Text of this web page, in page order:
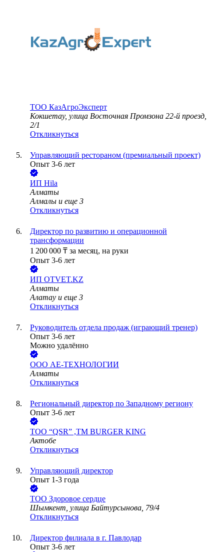
ТОО КазАгроЭксперт
Кокшетау, улица Восточная Промзона 22-й проезд,
2/1
Откликнуться
Управляющий рестораном (премиальный проект)
Опыт 3-6 лет
ИП Hila
Алматы
Алмалы и еще 3
Откликнуться
Директор по развитию и операционной
трансформации
1 200 000 ₸ за месяц, на руки
Опыт 3-6 лет
ИП OTVET.KZ
Алматы
Алатау и еще 3
Откликнуться
Руководитель отдела продаж (играющий тренер)
Опыт 3-6 лет
Можно удалённо
ООО АЕ-ТЕХНОЛОГИИ
Алматы
Откликнуться
Региональный директор по Западному региону
Опыт 3-6 лет
ТОО “QSR” ,ТМ BURGER KING
Актобе
Откликнуться
Управляющий директор
Опыт 1-3 года
ТОО Здоровое сердце
Шымкент, улица Байтурсынова, 79/4
Откликнуться
Директор филиала в г. Павлодар
Опыт 3-6 лет